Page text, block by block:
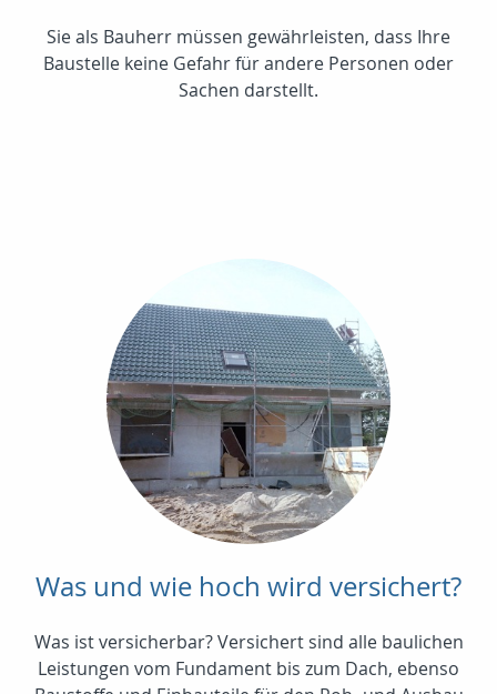
Sie als Bauherr müssen gewährleisten, dass Ihre
Baustelle keine Gefahr für andere Personen oder
Sachen darstellt.
Was und wie hoch wird versichert?
Was ist versicherbar? Versichert sind alle baulichen
Leistungen vom Fundament bis zum Dach, ebenso